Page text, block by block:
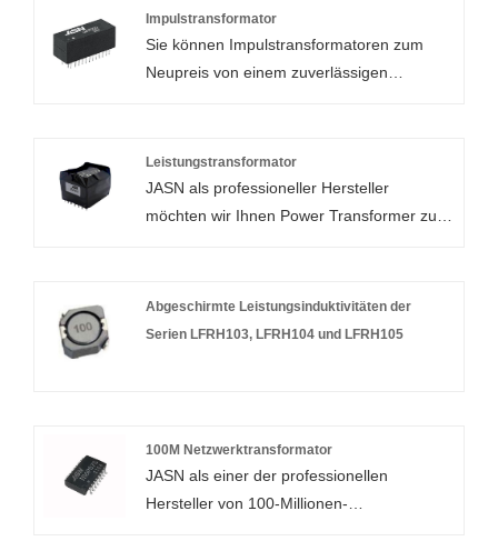
Standard und ist für PoE-Anwendungen
geeignet.
Impulstransformator
Sie können Impulstransformatoren zum
Neupreis von einem zuverlässigen
konform und hat verschiedene Pin-Layout-
Optionen.
Leistungstransformator
JASN als professioneller Hersteller
möchten wir Ihnen Power Transformer zur
Lieferung.
Abgeschirmte Leistungsinduktivitäten der
Serien LFRH103, LFRH104 und LFRH105
100M Netzwerktransformator
JASN als einer der professionellen
Hersteller von 100-Millionen-